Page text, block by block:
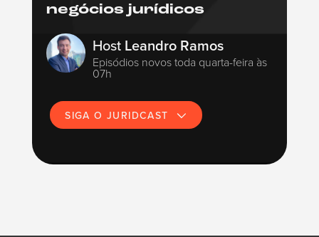
negócios jurídicos
Host Leandro Ramos
Episódios novos toda quarta-feira às
07h
SIGA O JURIDCAST